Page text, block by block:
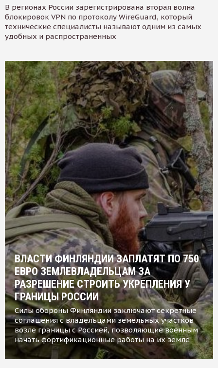
В регионах России зарегистрирована вторая волна
блокировок VPN по протоколу WireGuard, который
технические специалисты называют одним из самых
удобных и распространенных
ВЛАСТИ ФИНЛЯНДИИ ЗАПЛАТЯТ ПО 750
ЕВРО ЗЕМЛЕВЛАДЕЛЬЦАМ ЗА
РАЗРЕШЕНИЕ СТРОИТЬ УКРЕПЛЕНИЯ У
ГРАНИЦЫ РОССИИ
Силы обороны Финляндии заключают секретные
соглашения с владельцами земельных участков
возле границы с Россией, позволяющие военным
начать фортификационные работы на их земле